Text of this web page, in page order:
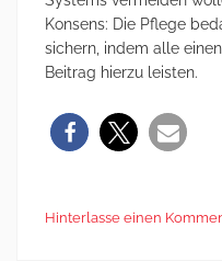
Konsens: Die Pflege
sichern, indem alle
Beitrag hierzu leisten.
Hinterlasse einen